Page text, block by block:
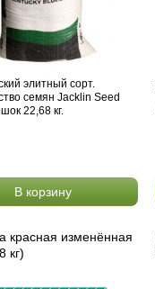
элитный сорт.
семян Jacklin Seed
22,68 кг.
В корзину
красная изменённая
кг)